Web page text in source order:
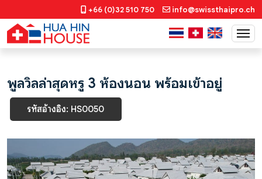
+66 (0)32 510 750 info@swissthaipro.ch
พูลวิลล่าสุดหรู 3 ห้องนอน พร้อมเข้าอยู่
รหัสอ้างอิง: HS0050